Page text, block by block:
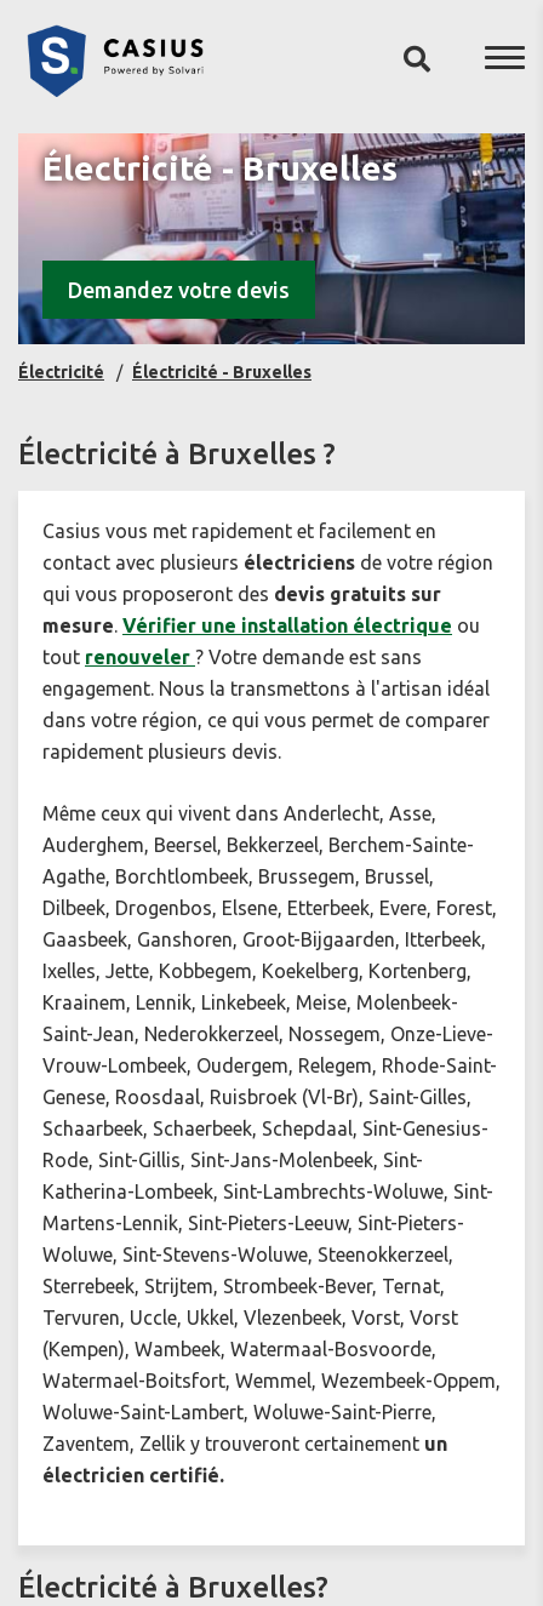
Électricité - Bruxelles
Demandez votre devis
Électricité Électricité - Bruxelles
Électricité à Bruxelles ?
Casius vous met rapidement et facilement en
contact avec plusieurs électriciens de votre région
qui vous proposeront des devis gratuits sur
mesure. Vérifier une installation électrique ou
tout renouveler ? Votre demande est sans
engagement. Nous la transmettons à l'artisan idéal
dans votre région, ce qui vous permet de comparer
rapidement plusieurs devis.
Même ceux qui vivent dans Anderlecht, Asse,
Auderghem, Beersel, Bekkerzeel, Berchem-Sainte-
Agathe, Borchtlombeek, Brussegem, Brussel,
Dilbeek, Drogenbos, Elsene, Etterbeek, Evere, Forest,
Gaasbeek, Ganshoren, Groot-Bijgaarden, Itterbeek,
Ixelles, Jette, Kobbegem, Koekelberg, Kortenberg,
Kraainem, Lennik, Linkebeek, Meise, Molenbeek-
Saint-Jean, Nederokkerzeel, Nossegem, Onze-Lieve-
Vrouw-Lombeek, Oudergem, Relegem, Rhode-Saint-
Genese, Roosdaal, Ruisbroek (Vl-Br), Saint-Gilles,
Schaarbeek, Schaerbeek, Schepdaal, Sint-Genesius-
Rode, Sint-Gillis, Sint-Jans-Molenbeek, Sint-
Katherina-Lombeek, Sint-Lambrechts-Woluwe, Sint-
Martens-Lennik, Sint-Pieters-Leeuw, Sint-Pieters-
Woluwe, Sint-Stevens-Woluwe, Steenokkerzeel,
Sterrebeek, Strijtem, Strombeek-Bever, Ternat,
Tervuren, Uccle, Ukkel, Vlezenbeek, Vorst, Vorst
(Kempen), Wambeek, Watermaal-Bosvoorde,
Watermael-Boitsfort, Wemmel, Wezembeek-Oppem,
Woluwe-Saint-Lambert, Woluwe-Saint-Pierre,
Zaventem, Zellik y trouveront certainement un
électricien certifié.
Électricité à Bruxelles?